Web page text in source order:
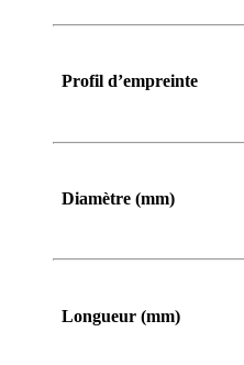
Profil d’empreinte
Diamètre (mm)
Longueur (mm)